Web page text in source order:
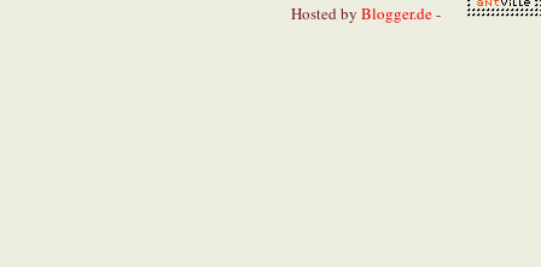
Hosted by Blogger.de-